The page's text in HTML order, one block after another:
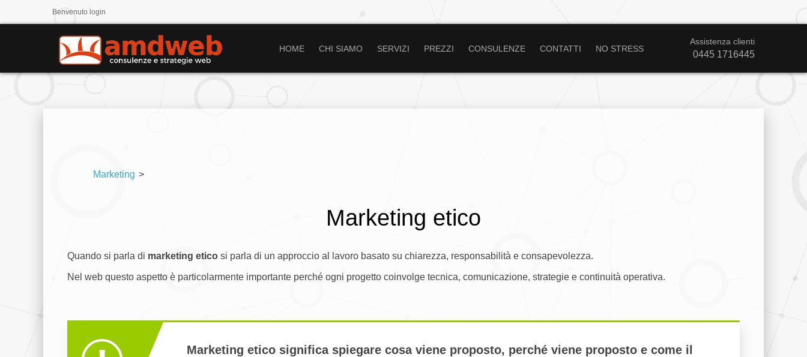
Benvenuto login
HOME CHI SIAMO SERVIZI PREZZI CONSULENZE CONTATTI NO STRESS
Assistenza clienti
0445 1716445
Marketing >
Marketing etico
Quando si parla di marketing etico si parla di un approccio al lavoro basato su chiarezza, responsabilità e consapevolezza.
Nel web questo aspetto è particolarmente importante perché ogni progetto coinvolge tecnica, comunicazione, strategie e continuità operativa.
Marketing etico significa spiegare cosa viene proposto, perché viene proposto e come il